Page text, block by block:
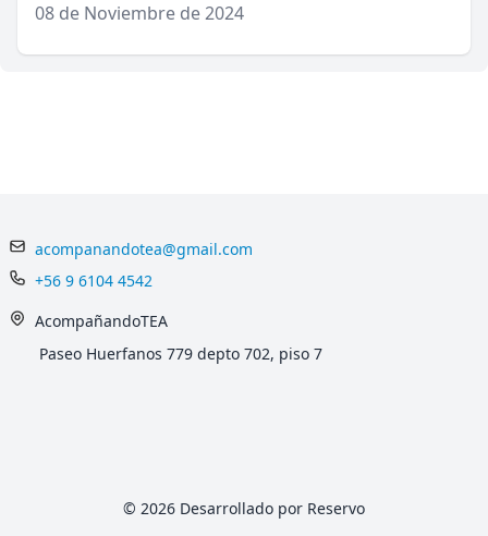
08 de Noviembre de 2024
acompanandotea@gmail.com
+56 9 6104 4542
AcompañandoTEA
Paseo Huerfanos 779 depto 702, piso 7
© 2026 Desarrollado por Reservo